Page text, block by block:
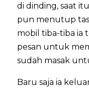
di dinding, saat
pun menutup
mobil tiba-tiba ia
pesan untuk
sudah masak
Baru saja ia